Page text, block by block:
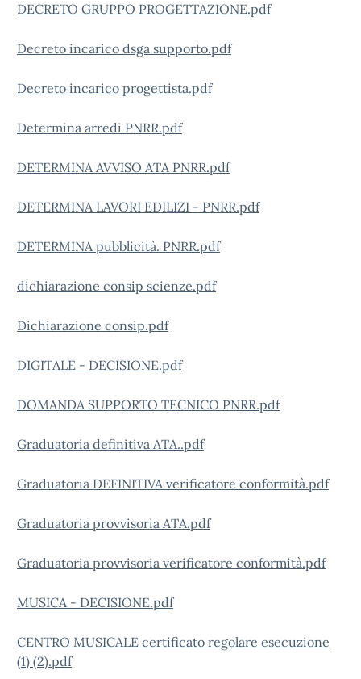
DECRETO GRUPPO PROGETTAZIONE.pdf
Decreto incarico dsga supporto.pdf
Decreto incarico progettista.pdf
Determina arredi PNRR.pdf
DETERMINA AVVISO ATA PNRR.pdf
DETERMINA LAVORI EDILIZI - PNRR.pdf
DETERMINA pubblicità. PNRR.pdf
dichiarazione consip scienze.pdf
Dichiarazione consip.pdf
DIGITALE - DECISIONE.pdf
DOMANDA SUPPORTO TECNICO PNRR.pdf
Graduatoria definitiva ATA..pdf
Graduatoria DEFINITIVA verificatore conformità.pdf
Graduatoria provvisoria ATA.pdf
Graduatoria provvisoria verificatore conformità.pdf
MUSICA - DECISIONE.pdf
CENTRO MUSICALE certificato regolare esecuzione
(1) (2).pdf